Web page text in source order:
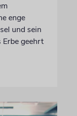
enge
und sein
Erbe geehrt